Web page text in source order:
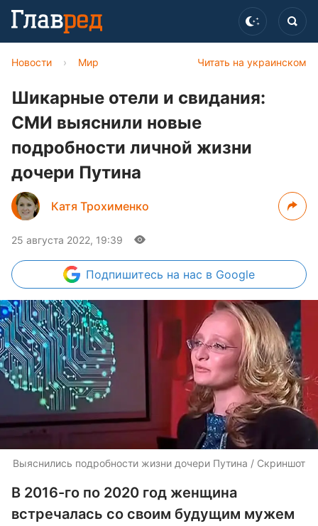
Читать на украинском
Новости › Мир
Шикарные отели и свидания:
СМИ выяснили новые
подробности личной жизни
дочери Путина
Катя Трохименко
25 августа 2022, 19:39
Подпишитесь на нас в Google
Выяснились подробности жизни дочери Путина / Скриншот
В 2016-го по 2020 год женщина
встречалась со своим будущим мужем